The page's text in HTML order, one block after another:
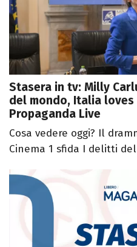
Stasera in tv: Milly
del mondo, Italia loves
Propaganda Live
Cosa vedere oggi? Il
Cinema 1 sfida I delitti del